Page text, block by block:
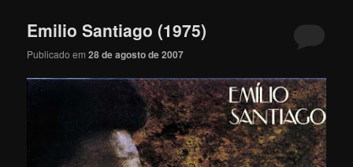
Emilio Santiago (1975)
Publicado em28 de agosto de 2007